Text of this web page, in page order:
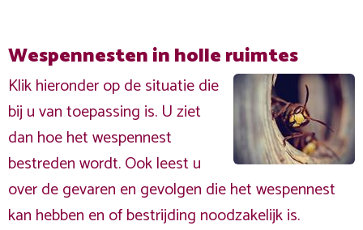
Wespennesten in holle ruimtes
Klik hieronder op de situatie die
bij u van toepassing is. U ziet
dan hoe het wespennest
bestreden wordt. Ook leest u
over de gevaren en gevolgen die het wespennest
kan hebben en of bestrijding noodzakelijk is.